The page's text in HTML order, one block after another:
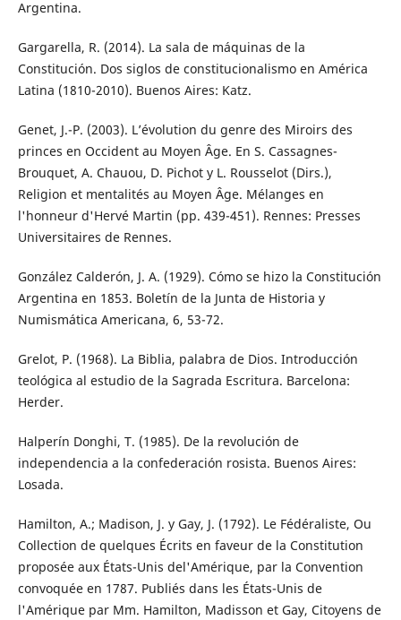
Argentina.
Gargarella, R. (2014). La sala de máquinas de la
Constitución. Dos siglos de constitucionalismo en América
Latina (1810-2010). Buenos Aires: Katz.
Genet, J.-P. (2003). L’évolution du genre des Miroirs des
princes en Occident au Moyen Âge. En S. Cassagnes-
Brouquet, A. Chauou, D. Pichot y L. Rousselot (Dirs.),
Religion et mentalités au Moyen Âge. Mélanges en
l'honneur d'Hervé Martin (pp. 439-451). Rennes: Presses
Universitaires de Rennes.
González Calderón, J. A. (1929). Cómo se hizo la Constitución
Argentina en 1853. Boletín de la Junta de Historia y
Numismática Americana, 6, 53-72.
Grelot, P. (1968). La Biblia, palabra de Dios. Introducción
teológica al estudio de la Sagrada Escritura. Barcelona:
Herder.
Halperín Donghi, T. (1985). De la revolución de
independencia a la confederación rosista. Buenos Aires:
Losada.
Hamilton, A.; Madison, J. y Gay, J. (1792). Le Fédéraliste, Ou
Collection de quelques Écrits en faveur de la Constitution
proposée aux États-Unis del'Amérique, par la Convention
convoquée en 1787. Publiés dans les États-Unis de
l'Amérique par Mm. Hamilton, Madisson et Gay, Citoyens de